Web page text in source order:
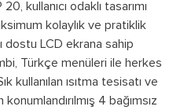
kullanıcı odaklı tasarımı
kolaylık ve pratiklik
dostu LCD ekrana sahip
Türkçe menüleri ile herkes
kullanılan ısıtma tesisatı ve
4 bağımsız